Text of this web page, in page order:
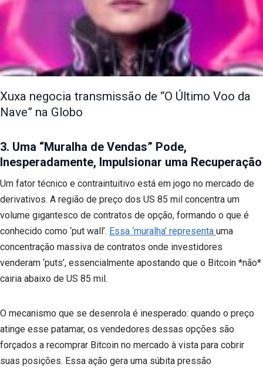
Xuxa negocia transmissão de “O Último Voo da
Nave” na Globo
3. Uma “Muralha de Vendas” Pode,
Inesperadamente, Impulsionar uma Recuperação
Um fator técnico e contraintuitivo está em jogo no mercado de
derivativos. A região de preço dos US 85 mil concentra um
volume gigantesco de contratos de opção, formando o que é
conhecido como ‘put wall’. Essa ‘muralha’ representa uma
concentração massiva de contratos onde investidores
venderam ‘puts’, essencialmente apostando que o Bitcoin *não*
cairia abaixo de US 85 mil.
O mecanismo que se desenrola é inesperado: quando o preço
atinge esse patamar, os vendedores dessas opções são
forçados a recomprar Bitcoin no mercado à vista para cobrir
suas posições. Essa ação gera uma súbita pressão